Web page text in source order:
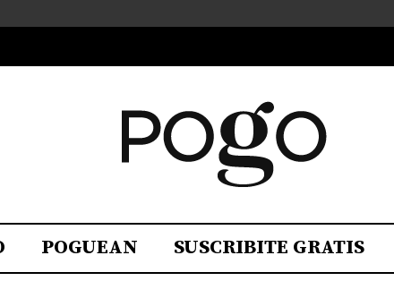
POGUEAN SUSCRIBITE GRATIS